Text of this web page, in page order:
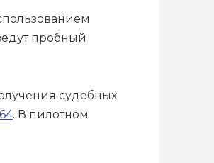
пробный
судебных
. В пилотном